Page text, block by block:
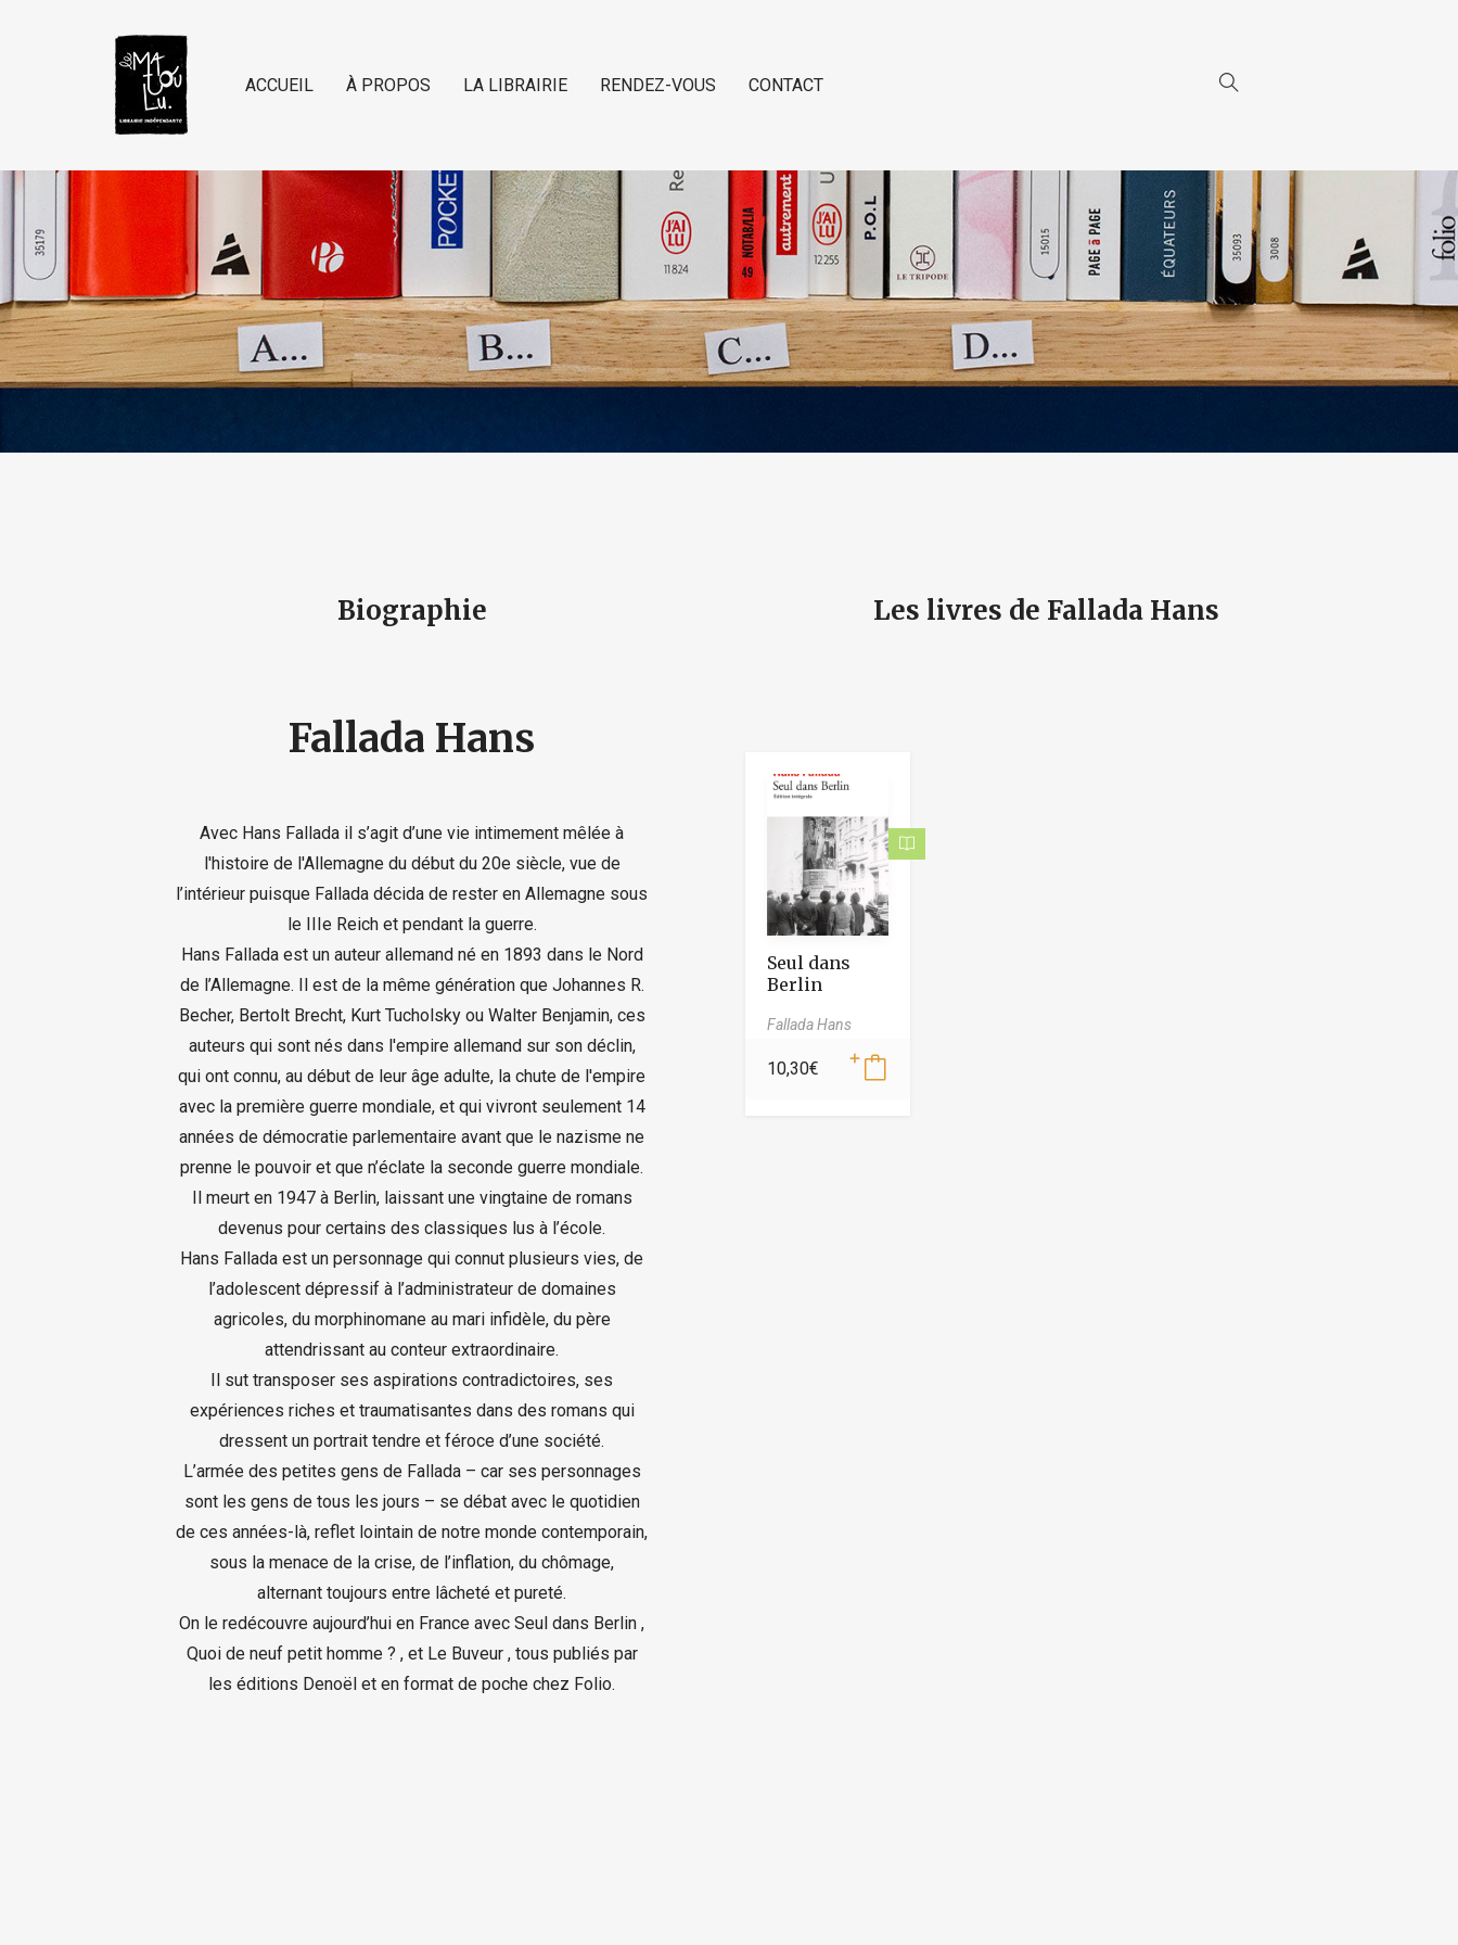
ACCUEIL À PROPOS LA LIBRAIRIE RENDEZ-VOUS CONTACT
Biographie
Fallada Hans
Avec Hans Fallada il s’agit d’une vie intimement mêlée à
l'histoire de l'Allemagne du début du 20e siècle, vue de
l’intérieur puisque Fallada décida de rester en Allemagne sous
le IIIe Reich et pendant la guerre.
Hans Fallada est un auteur allemand né en 1893 dans le Nord
de l’Allemagne. Il est de la même génération que Johannes R.
Becher, Bertolt Brecht, Kurt Tucholsky ou Walter Benjamin, ces
auteurs qui sont nés dans l'empire allemand sur son déclin,
qui ont connu, au début de leur âge adulte, la chute de l'empire
avec la première guerre mondiale, et qui vivront seulement 14
années de démocratie parlementaire avant que le nazisme ne
prenne le pouvoir et que n’éclate la seconde guerre mondiale.
Il meurt en 1947 à Berlin, laissant une vingtaine de romans
devenus pour certains des classiques lus à l’école.
Hans Fallada est un personnage qui connut plusieurs vies, de
l’adolescent dépressif à l’administrateur de domaines
agricoles, du morphinomane au mari infidèle, du père
attendrissant au conteur extraordinaire.
Il sut transposer ses aspirations contradictoires, ses
expériences riches et traumatisantes dans des romans qui
dressent un portrait tendre et féroce d’une société.
L’armée des petites gens de Fallada – car ses personnages
sont les gens de tous les jours – se débat avec le quotidien
de ces années-là, reflet lointain de notre monde contemporain,
sous la menace de la crise, de l’inflation, du chômage,
alternant toujours entre lâcheté et pureté.
On le redécouvre aujourd’hui en France avec Seul dans Berlin ,
Quoi de neuf petit homme ? , et Le Buveur , tous publiés par
les éditions Denoël et en format de poche chez Folio.
Les livres de Fallada Hans
Seul dans
Berlin
Fallada Hans
10,30€